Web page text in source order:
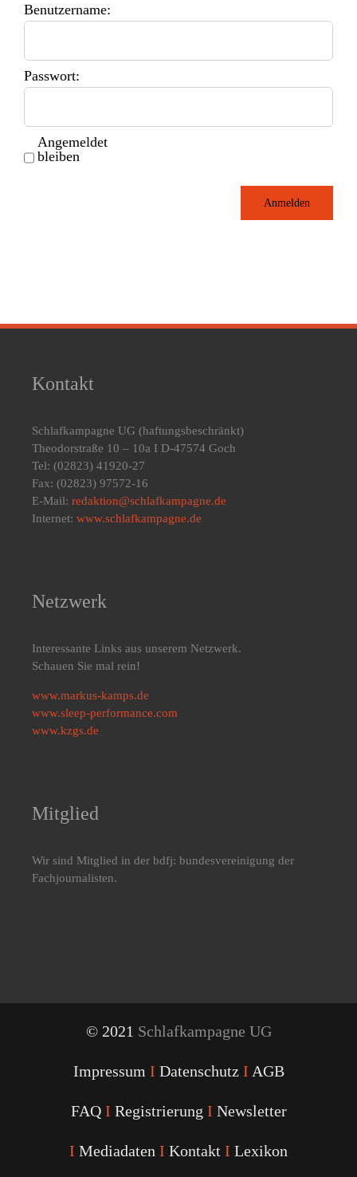
Benutzername:
Passwort:
Angemeldet
bleiben
Anmelden
Kontakt
Schlafkampagne UG (haftungsbeschränkt)
Theodorstraße 10 – 10a I D-47574 Goch
Tel: (02823) 41920-27
Fax: (02823) 97572-16
E-Mail: redaktion@schlafkampagne.de
Internet: www.schlafkampagne.de
Netzwerk
Interessante Links aus unserem Netzwerk.
Schauen Sie mal rein!
www.markus-kamps.de
www.sleep-performance.com
www.kzgs.de
Mitglied
Wir sind Mitglied in der bdfj: bundesvereinigung der
Fachjournalisten.
© 2021 Schlafkampagne UG
Impressum I Datenschutz I AGB
FAQ I Registrierung I Newsletter
I Mediadaten I Kontakt I Lexikon